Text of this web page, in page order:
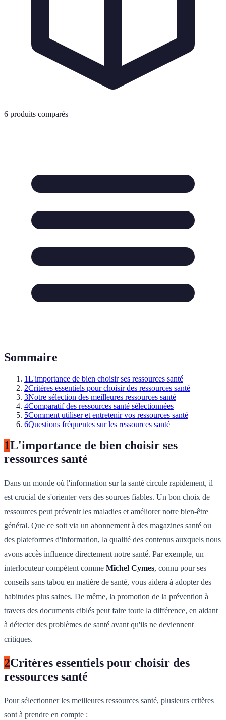
6 produits comparés
Sommaire
1L'importance de bien choisir ses ressources santé
2Critères essentiels pour choisir des ressources santé
3Notre sélection des meilleures ressources santé
4Comparatif des ressources santé sélectionnées
5Comment utiliser et entretenir vos ressources santé
6Questions fréquentes sur les ressources santé
1L'importance de bien choisir ses
ressources santé
Dans un monde où l'information sur la santé circule rapidement, il
est crucial de s'orienter vers des sources fiables. Un bon choix de
ressources peut prévenir les maladies et améliorer notre bien-être
général. Que ce soit via un abonnement à des magazines santé ou
des plateformes d'information, la qualité des contenus auxquels nous
avons accès influence directement notre santé. Par exemple, un
interlocuteur compétent comme Michel Cymes, connu pour ses
conseils sans tabou en matière de santé, vous aidera à adopter des
habitudes plus saines. De même, la promotion de la prévention à
travers des documents ciblés peut faire toute la différence, en aidant
à détecter des problèmes de santé avant qu'ils ne deviennent
critiques.
2Critères essentiels pour choisir des
ressources santé
Pour sélectionner les meilleures ressources santé, plusieurs critères
sont à prendre en compte :